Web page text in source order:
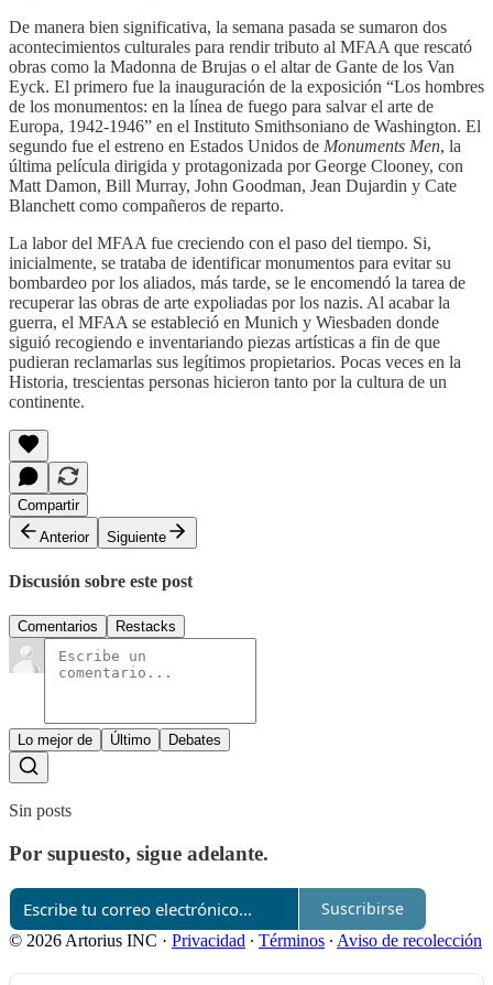
De manera bien significativa, la semana pasada se sumaron dos
acontecimientos culturales para rendir tributo al MFAA que rescató
obras como la Madonna de Brujas o el altar de Gante de los Van
Eyck. El primero fue la inauguración de la exposición “Los hombres
de los monumentos: en la línea de fuego para salvar el arte de
Europa, 1942-1946” en el Instituto Smithsoniano de Washington. El
segundo fue el estreno en Estados Unidos de Monuments Men, la
última película dirigida y protagonizada por George Clooney, con
Matt Damon, Bill Murray, John Goodman, Jean Dujardin y Cate
Blanchett como compañeros de reparto.
La labor del MFAA fue creciendo con el paso del tiempo. Si,
inicialmente, se trataba de identificar monumentos para evitar su
bombardeo por los aliados, más tarde, se le encomendó la tarea de
recuperar las obras de arte expoliadas por los nazis. Al acabar la
guerra, el MFAA se estableció en Munich y Wiesbaden donde
siguió recogiendo e inventariando piezas artísticas a fin de que
pudieran reclamarlas sus legítimos propietarios. Pocas veces en la
Historia, trescientas personas hicieron tanto por la cultura de un
continente.
Compartir
Anterior
Siguiente
Discusión sobre este post
Comentarios Restacks
Lo mejor de Último Debates
Sin posts
Por supuesto, sigue adelante.
Suscribirse
© 2026 Artorius INC · Privacidad ∙ Términos ∙ Aviso de recolección